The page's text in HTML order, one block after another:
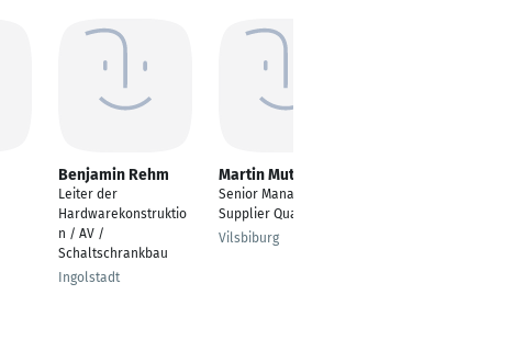
Benjamin Rehm
Leiter der
Hardwarekonstruktio
n / AV /
Schaltschrankbau
Ingolstadt
Martin Mutschler
Senior Manager
Supplier Quality NA
Vilsbiburg